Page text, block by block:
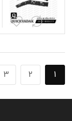
1
2
3